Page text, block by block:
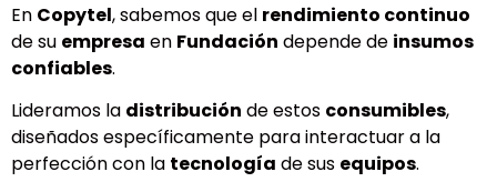
En Copytel, sabemos que el rendimiento continuo
de su empresa en Fundación depende de insumos
confiables.
Lideramos la distribución de estos consumibles,
diseñados específicamente para interactuar a la
perfección con la tecnología de sus equipos.